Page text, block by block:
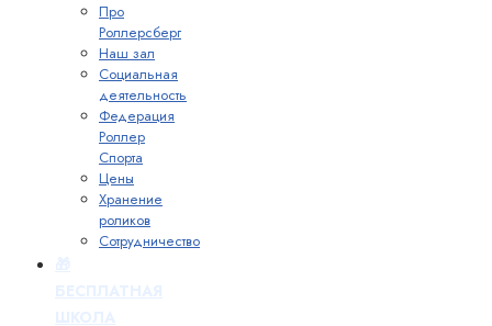
Про
Роллерсберг
Наш зал
Социальная
деятельность
Федерация
Роллер
Спорта
Цены
Хранение
роликов
Сотрудничество